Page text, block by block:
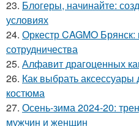
23. Блогеры, начинайте:
условиях
24. Оркестр CAGMO
сотрудничества
25. Алфавит драгоценных
26. Как выбрать аксессуары
костюма
27. Осень-зима 2024-20:
мужчин и женщин